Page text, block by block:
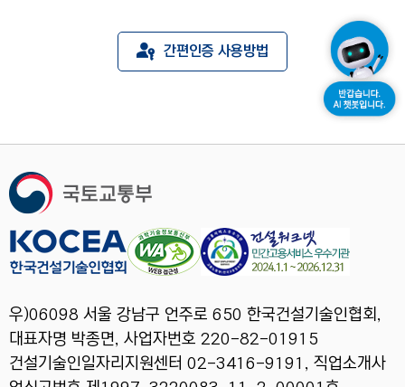
간편인증 사용방법
우)06098 서울 강남구 언주로 650 한국건설기술인협회,
대표자명 박종면, 사업자번호 220-82-01915
건설기술인일자리지원센터 02-3416-9191, 직업소개사